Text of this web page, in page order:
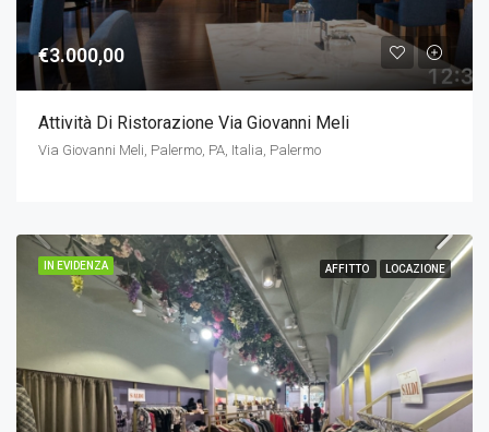
€3.000,00
Attività Di Ristorazione Via Giovanni Meli
Via Giovanni Meli, Palermo, PA, Italia, Palermo
IN EVIDENZA AFFITTO LOCAZIONE